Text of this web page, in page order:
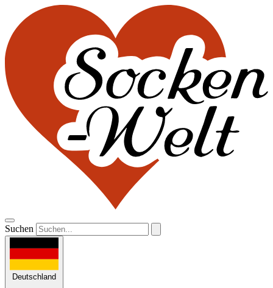
Suchen
Deutschland